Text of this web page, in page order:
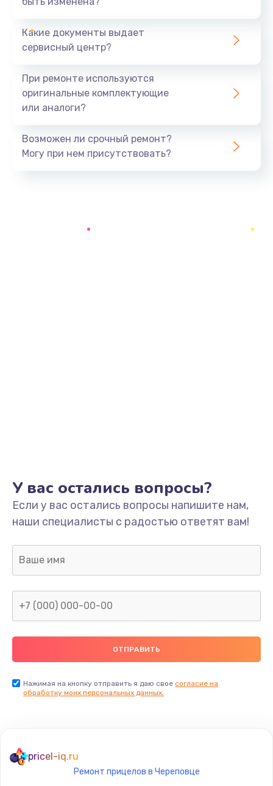
Ремонт южного моста
Замена батарейки BIOS
Заказать
Замена/Pемонт карбюратора
1300 руб.
Заказать
Ремонт капиллярной трубки
400 руб.
Заказать
Замена термостата
Какие документы выдает
сервисный центр?
При ремонте используются
оригинальные комплектующие
или аналоги?
Возможен ли срочный ремонт?
Могу при нем присутствовать?
У вас остались вопросы?
Если у вас остались вопросы напишите нам,
наши специалисты с радостью ответят вам!
Нажимая на кнопку отправить я даю свое согласие на
обработку моих персональных данных.
pricel-iq.ru
Ремонт прицелов в Череповце